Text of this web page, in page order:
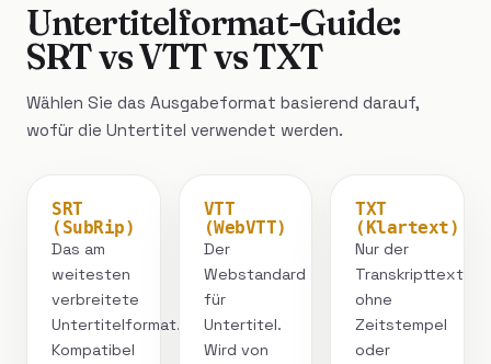
Untertitelformat-Guide:
SRT vs VTT vs TXT
Wählen Sie das Ausgabeformat basierend darauf,
wofür die Untertitel verwendet werden.
SRT
(SubRip)
Das am
weitesten
verbreitete
Untertitelformat.
Kompatibel
VTT
(WebVTT)
Der
Webstandard
für
Untertitel.
Wird von
TXT
(Klartext)
Nur der
Transkripttext
ohne
Zeitstempel
oder